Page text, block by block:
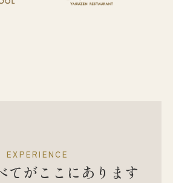
EXPERIENCE
てがここにあります